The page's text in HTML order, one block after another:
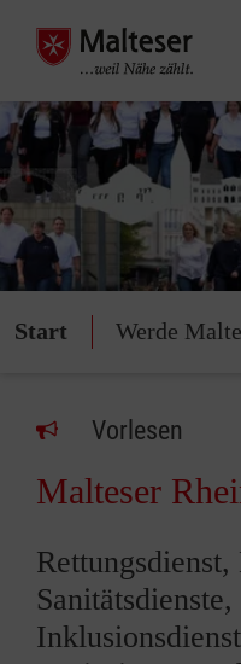
Start Werde
Vorlesen
Malteser